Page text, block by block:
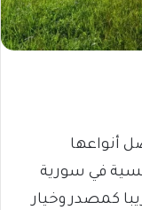
أنواعها
في سورية
عليها منذ عام 2016 تقريبا كمصدر وخيار